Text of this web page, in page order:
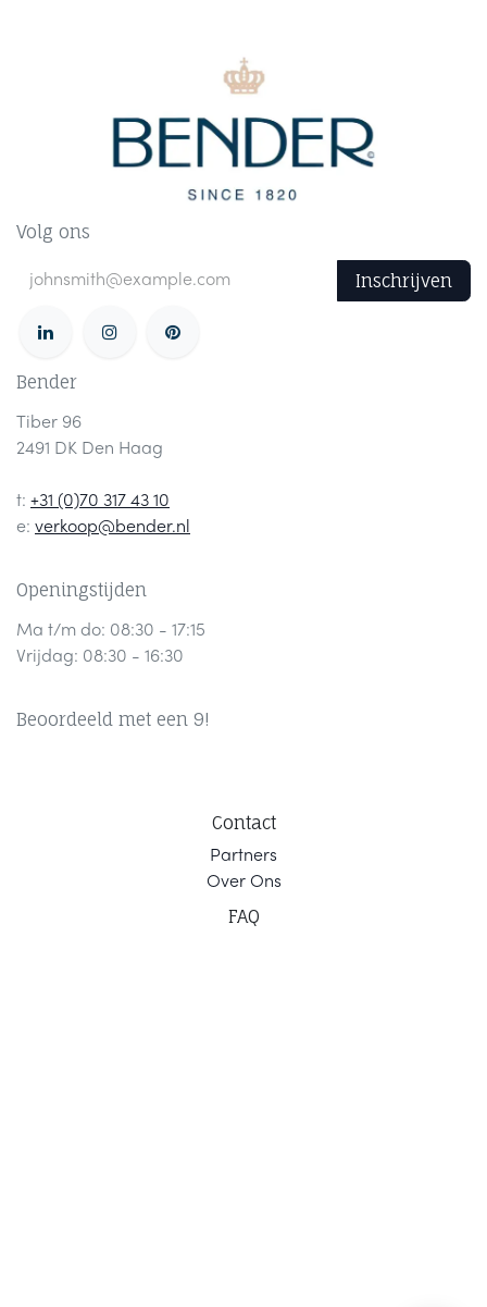
Volg ons
Inschrijven
Bender
Tiber 96
2491 DK Den Haag
t: +31 (0)70 317 43 10
e: verkoop@bender.nl
Openingstijden
Ma t/m do: 08:30 - 17:15
Vrijdag: 08:30 - 16:30
Beoordeeld met een 9!
Contact
Partners
Over Ons
FAQ